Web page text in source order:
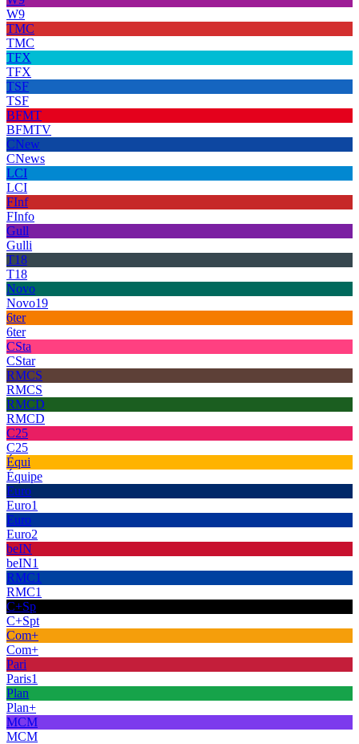
W9
TMC
TMC
TFX
TFX
TSF
TSF
BFMT
BFMTV
CNew
CNews
LCI
LCI
FInf
FInfo
Gull
Gulli
T18
T18
Novo
Novo19
6ter
6ter
CSta
CStar
RMCS
RMCS
RMCD
RMCD
C25
C25
Équi
Équipe
Euro
Euro1
Euro
Euro2
beIN
beIN1
RMC1
RMC1
C+Sp
C+Spt
Com+
Com+
Pari
Paris1
Plan
Plan+
MCM
MCM